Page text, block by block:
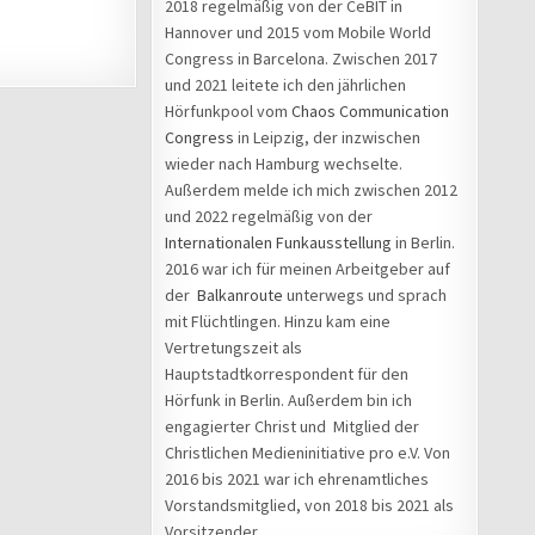
2018 regelmäßig von der CeBIT in
Hannover und 2015 vom Mobile World
Congress in Barcelona. Zwischen 2017
und 2021 leitete ich den jährlichen
Hörfunkpool vom Chaos Communication
Congress in Leipzig, der inzwischen
wieder nach Hamburg wechselte.
Außerdem melde ich mich zwischen 2012
und 2022 regelmäßig von der
Internationalen Funkausstellung in Berlin.
2016 war ich für meinen Arbeitgeber auf
der Balkanroute unterwegs und sprach
mit Flüchtlingen. Hinzu kam eine
Vertretungszeit als
Hauptstadtkorrespondent für den
Hörfunk in Berlin. Außerdem bin ich
engagierter Christ und Mitglied der
Christlichen Medieninitiative pro e.V. Von
2016 bis 2021 war ich ehrenamtliches
Vorstandsmitglied, von 2018 bis 2021 als